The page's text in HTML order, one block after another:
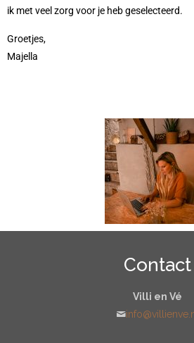
ik met veel zorg voor je heb geselecteerd.
Groetjes,
Majella
Contact
Villi en Vé